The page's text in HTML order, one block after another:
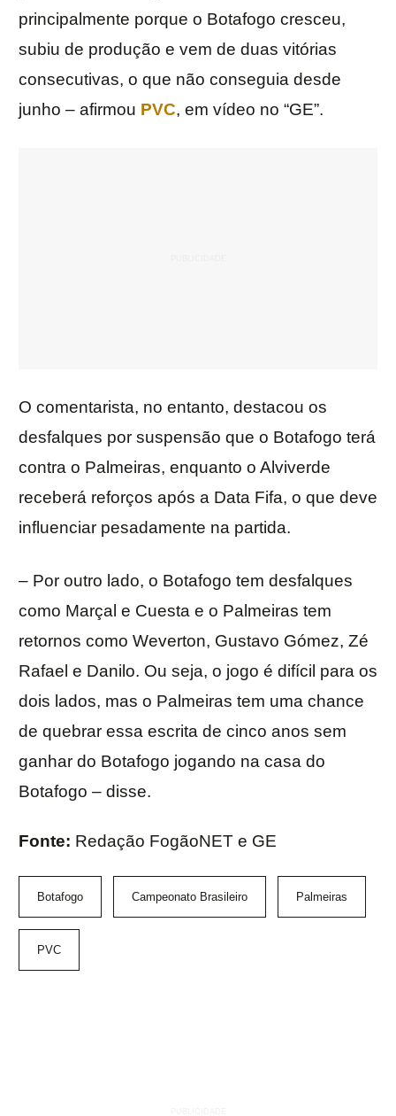
principalmente porque o Botafogo cresceu,
subiu de produção e vem de duas vitórias
consecutivas, o que não conseguia desde
junho – afirmou PVC, em vídeo no “GE”.
O comentarista, no entanto, destacou os
desfalques por suspensão que o Botafogo terá
contra o Palmeiras, enquanto o Alviverde
receberá reforços após a Data Fifa, o que deve
influenciar pesadamente na partida.
– Por outro lado, o Botafogo tem desfalques
como Marçal e Cuesta e o Palmeiras tem
retornos como Weverton, Gustavo Gómez, Zé
Rafael e Danilo. Ou seja, o jogo é difícil para os
dois lados, mas o Palmeiras tem uma chance
de quebrar essa escrita de cinco anos sem
ganhar do Botafogo jogando na casa do
Botafogo – disse.
Fonte: Redação FogãoNET e GE
Botafogo Campeonato Brasileiro Palmeiras
PVC